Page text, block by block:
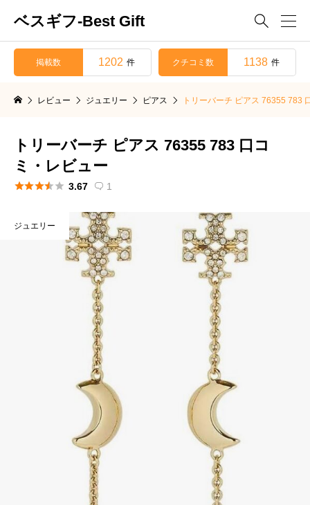
ベスギフ-Best Gift 
掲載数 1202 件 クチコミ数 1138 件
レビュー ジュエリー ピアス トリーバーチ ピアス 76355 783
トリーバーチ ピアス 76355 783 口コ
ミ・レビュー
 3.67  1
ジュエリー